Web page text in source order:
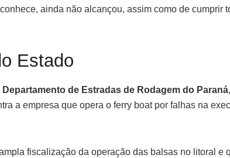
ainda não alcançou, assim como de cumprir
Estado
Departamento de Estradas de Rodagem do Paraná
a empresa que opera o ferry boat por falhas na
fiscalização da operação das balsas no litoral